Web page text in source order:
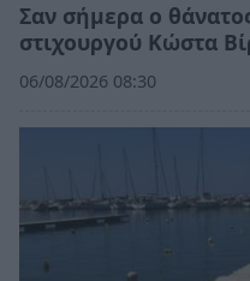
Σαν σήμερα ο
στιχουργού Κώστα
06/08/2026 08:30